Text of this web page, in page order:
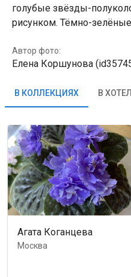
голубые звёзды-
рисунком. Тёмно-зелёные
Автор фото:
Елена Коршунова
В КОЛЛЕКЦИЯХ В
Агата Коганцева
Москва